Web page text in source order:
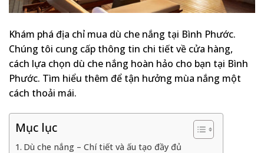
Khám phá địa chỉ mua dù che nắng tại Bình Phước.
Chúng tôi cung cấp thông tin chi tiết về cửa hàng,
cách lựa chọn dù che nắng hoàn hảo cho bạn tại Bình
Phước. Tìm hiểu thêm để tận hưởng mùa nắng một
cách thoải mái.
Mục lục
Dù che nắng – Chí tiết và ấu tạo đầy đủ